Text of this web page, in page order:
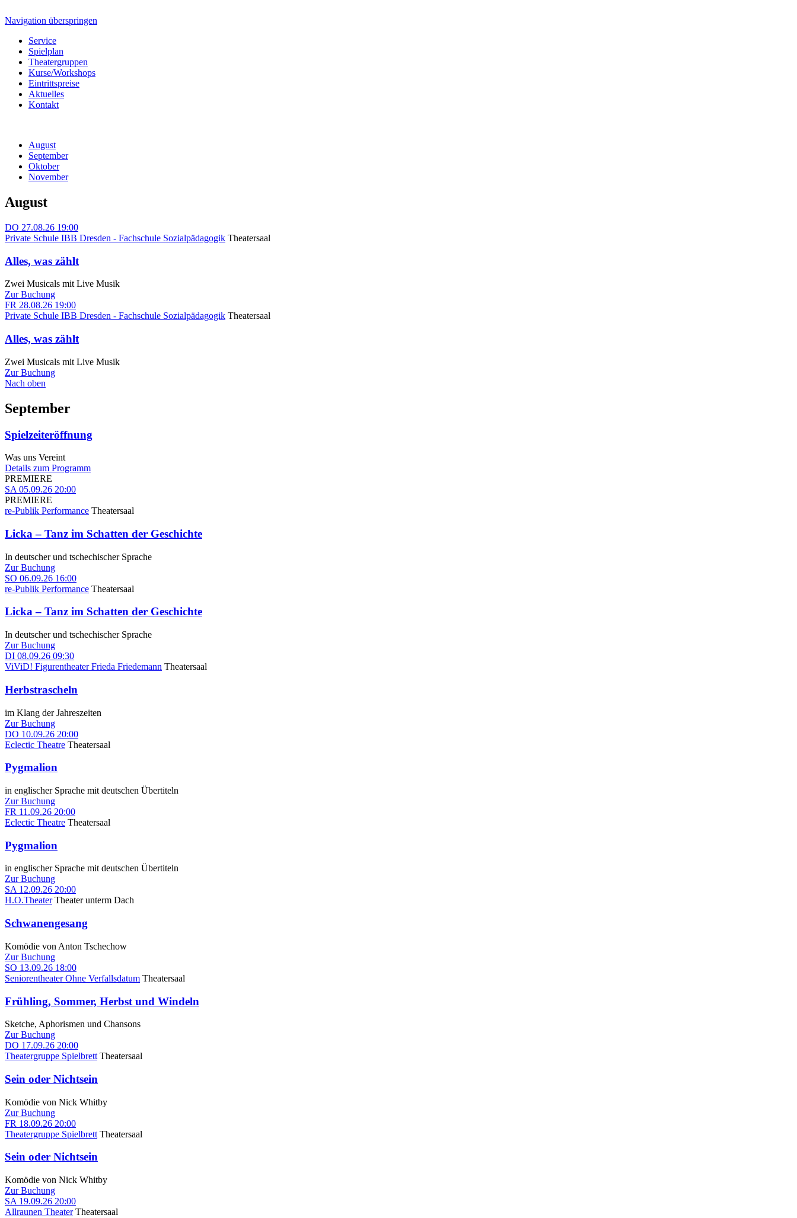
Navigation überspringen
Service
Spielplan
Theatergruppen
Kurse/Workshops
Eintrittspreise
Aktuelles
Kontakt
August
September
Oktober
November
August
DO 27.08.26 19:00
Private Schule IBB Dresden - Fachschule Sozialpädagogik Theatersaal
Alles, was zählt
Zwei Musicals mit Live Musik
Zur Buchung
FR 28.08.26 19:00
Private Schule IBB Dresden - Fachschule Sozialpädagogik Theatersaal
Alles, was zählt
Zwei Musicals mit Live Musik
Zur Buchung
Nach oben
September
Spielzeiteröffnung
Was uns Vereint
Details zum Programm
PREMIERE
SA 05.09.26 20:00
PREMIERE
re-Publik Performance Theatersaal
Licka – Tanz im Schatten der Geschichte
In deutscher und tschechischer Sprache
Zur Buchung
SO 06.09.26 16:00
re-Publik Performance Theatersaal
Licka – Tanz im Schatten der Geschichte
In deutscher und tschechischer Sprache
Zur Buchung
DI 08.09.26 09:30
ViViD! Figurentheater Frieda Friedemann Theatersaal
Herbstrascheln
im Klang der Jahreszeiten
Zur Buchung
DO 10.09.26 20:00
Eclectic Theatre Theatersaal
Pygmalion
in englischer Sprache mit deutschen Übertiteln
Zur Buchung
FR 11.09.26 20:00
Eclectic Theatre Theatersaal
Pygmalion
in englischer Sprache mit deutschen Übertiteln
Zur Buchung
SA 12.09.26 20:00
H.O.Theater Theater unterm Dach
Schwanengesang
Komödie von Anton Tschechow
Zur Buchung
SO 13.09.26 18:00
Seniorentheater Ohne Verfallsdatum Theatersaal
Frühling, Sommer, Herbst und Windeln
Sketche, Aphorismen und Chansons
Zur Buchung
DO 17.09.26 20:00
Theatergruppe Spielbrett Theatersaal
Sein oder Nichtsein
Komödie von Nick Whitby
Zur Buchung
FR 18.09.26 20:00
Theatergruppe Spielbrett Theatersaal
Sein oder Nichtsein
Komödie von Nick Whitby
Zur Buchung
SA 19.09.26 20:00
Allraunen Theater Theatersaal